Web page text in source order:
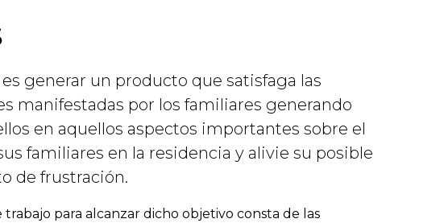
generar un producto que satisfaga las
manifestadas por los familiares generando
en aquellos aspectos importantes sobre el
familiares en la residencia y alivie su posible
de frustración.
trabajo para alcanzar dicho objetivo consta de las